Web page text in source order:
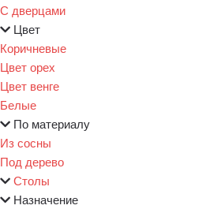
С дверцами
Цвет
Коричневые
Цвет орех
Цвет венге
Белые
По материалу
Из сосны
Под дерево
Столы
Назначение